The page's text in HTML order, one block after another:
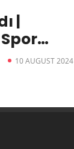
|
10 AUGUST 2024